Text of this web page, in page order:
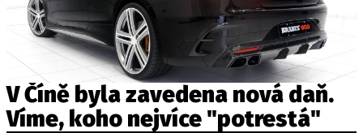
V Číně byla zavedena nová daň.
Víme, koho nejvíce "potrestá"